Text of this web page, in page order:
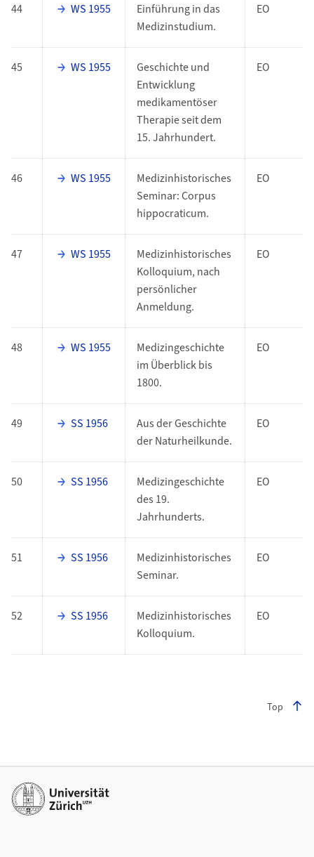
44 WS 1955
Einführung in das
Medizinstudium.
EO
45 WS 1955
Geschichte und
Entwicklung
medikamentöser
Therapie seit dem
15. Jahrhundert.
EO
46 WS 1955
Medizinhistorisches
Seminar: Corpus
hippocraticum.
EO
47 WS 1955
Medizinhistorisches
Kolloquium, nach
persönlicher
Anmeldung.
EO
48 WS 1955
Medizingeschichte
im Überblick bis
1800.
EO
49 SS 1956
Aus der Geschichte
der Naturheilkunde.
EO
50 SS 1956
Medizingeschichte
des 19.
Jahrhunderts.
EO
51 SS 1956
Medizinhistorisches
Seminar.
EO
52 SS 1956
Medizinhistorisches
Kolloquium.
EO
Top
Weiterführende Links